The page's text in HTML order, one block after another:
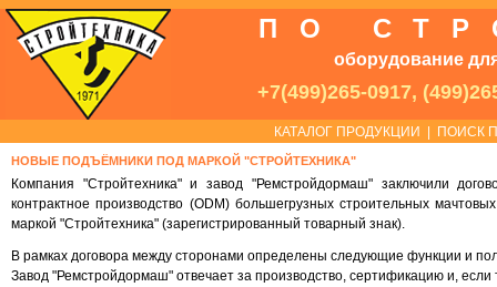
ПО
оборудование
+7(499)265-0917,
КАТАЛОГ ПРОДУКЦИИ ПОИСК
НОВЫЕ ПОДЪЁМНИКИ ПОД МАРКОЙ "СТРОЙТЕХНИКА"
Компания "Стройтехника" и завод "Ремстройдормаш" заключили
контрактное производство (ODM) большегрузных строительных
маркой "Стройтехника" (зарегистрированный товарный знак).
В рамках договора между сторонами определены следующие функции и
Завод "Ремстройдормаш" отвечает за производство, сертификацию и,